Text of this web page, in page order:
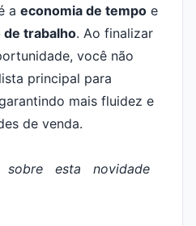
a economia de tempo e
de trabalho. Ao finalizar
você não
principal para
mais fluidez e
de venda.
esta novidade